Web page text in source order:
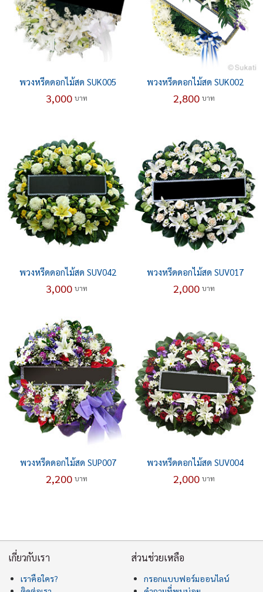
พวงหรีดดอกไม้สด SUK005
3,000 บาท
พวงหรีดดอกไม้สด SUK002
2,800 บาท
พวงหรีดดอกไม้สด SUV042
3,000 บาท
พวงหรีดดอกไม้สด SUV017
2,000 บาท
พวงหรีดดอกไม้สด SUP007
2,200 บาท
พวงหรีดดอกไม้สด SUV004
2,000 บาท
เกี่ยวกับเรา
เราคือใคร?
ส่วนช่วยเหลือ
กรอกแบบฟอร์มออนไลน์